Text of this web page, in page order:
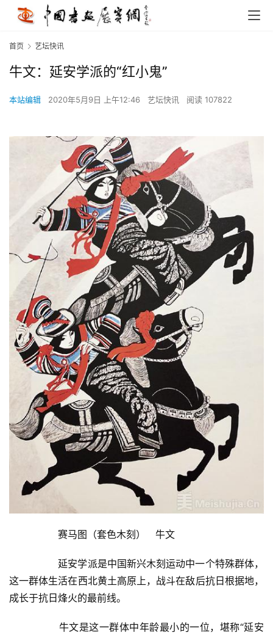
首页 艺坛快讯
牛文：延安学派的“红小鬼”
本站编辑 2020年5月9日 上午12:46 艺坛快讯 阅读 107822
  	赛马图（套色木刻）　牛文
这一群体生活在西北黄土高原上，战斗在敌后抗日根据地，
成长于抗日烽火的最前线。